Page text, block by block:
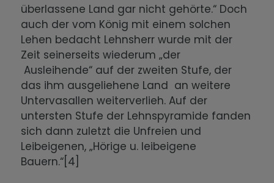
überlassene Land gar nicht gehörte.“ Doch
auch der vom König mit einem solchen
Lehen bedacht Lehnsherr wurde mit der
Zeit seinerseits wiederum „der
Ausleihende“ auf der zweiten Stufe, der
das ihm ausgeliehene Land an weitere
Untervasallen weiterverlieh. Auf der
untersten Stufe der Lehnspyramide fanden
sich dann zuletzt die Unfreien und
Leibeigenen, „Hörige u. leibeigene
Bauern.“[4]